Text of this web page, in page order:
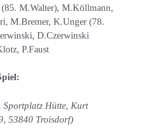
M.Walter), M.Köllmann,
M.Bremer, K.Unger (78.
D.Czerwinski
P.Faust
Sportplatz Hütte, Kurt
53840 Troisdorf)